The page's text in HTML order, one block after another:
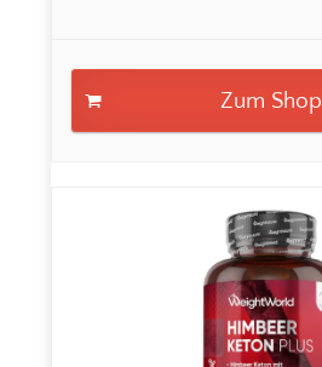
Zum Shop